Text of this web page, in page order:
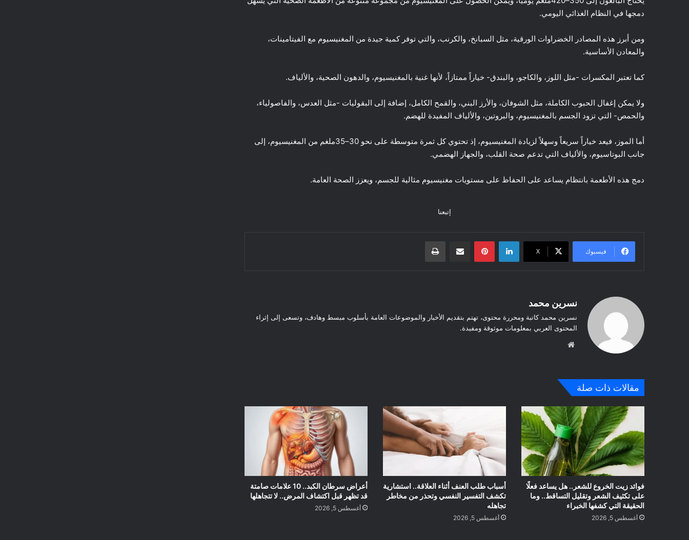
دمجها في النظام الغذائي اليومي.
ومن أبرز هذه المصادر الخضراوات الورقية، مثل السبانخ، والكرنب، والتي توفر كمية جيدة من المغنيسيوم مع الفيتامينات،
والمعادن الأساسية.
كما تعتبر المكسرات -مثل اللوز، والكاجو، والبندق- خياراً ممتازاً، لأنها غنية بالمغنيسيوم، والدهون الصحية، والألياف.
ولا يمكن إغفال الحبوب الكاملة، مثل الشوفان، والأرز البني، والقمح الكامل، إضافة إلى البقوليات -مثل العدس، والفاصولياء،
والحمص- التي تزود الجسم بالمغنيسيوم، والبروتين، والألياف المفيدة للهضم.
أما الموز، فيعد خياراً سريعاً وسهلاً لزيادة المغنيسيوم، إذ تحتوي كل ثمرة متوسطة على نحو 30–35ملغم من المغنيسيوم، إلى
جانب البوتاسيوم، والألياف التي تدعم صحة القلب، والجهاز الهضمي.
دمج هذه الأطعمة بانتظام يساعد على الحفاظ على مستويات مغنيسيوم مثالية للجسم، ويعزز الصحة العامة.
إتبعنا
فيسبوك ‫X
لينكدإن
نسرين محمد
نسرين محمد كاتبة ومحررة محتوى، تهتم بتقديم الأخبار والموضوعات العامة بأسلوب مبسط وهادف، وتسعى إلى إثراء
المحتوى العربي بمعلومات موثوقة ومفيدة.
ب
مقالات ذات صلة
فوائد زيت الخروع للشعر.. هل يساعد فعلًا
على تكثيف الشعر وتقليل التساقط.. وما
الحقيقة التي كشفها الخبراء
أغسطس 5, 2026
أسباب طلب العنف أثناء العلاقة.. استشارية
تكشف التفسير النفسي وتحذر من مخاطر
تجاهله
أغسطس 5, 2026
أعراض سرطان الكبد.. 10 علامات صامتة
قد تظهر قبل اكتشاف المرض.. لا تتجاهلها
أغسطس 5, 2026